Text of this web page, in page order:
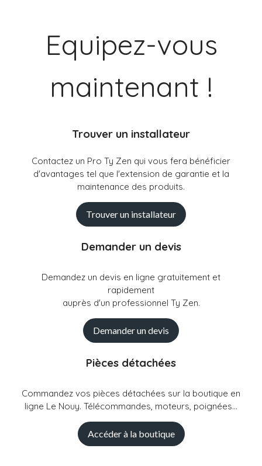
Equipez-vous
maintenant !
Trouver un installateur
Contactez un Pro Ty Zen qui vous fera bénéficier
d'avantages tel que l'extension de garantie et la
maintenance des produits.
Trouver un installateur
Demander un devis
Demandez un devis en ligne gratuitement et
rapidement
auprès d'un professionnel Ty Zen.
Demander un devis
Pièces détachées
Commandez vos pièces détachées sur la boutique en
ligne Le Nouy. Télécommandes, moteurs, poignées...
Accéder à la boutique